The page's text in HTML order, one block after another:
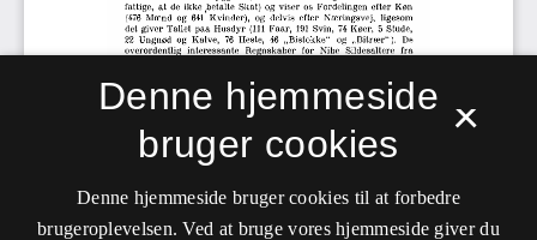
×
Denne hjemmeside
bruger cookies
Denne hjemmeside bruger cookies til at forbedre
brugeroplevelsen. Ved at bruge vores hjemmeside giver du